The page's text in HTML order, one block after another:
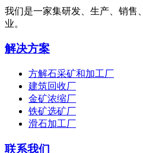
我们是一家集研发、生产、销售
业。
解决方案
方解石采矿和加工厂
建筑回收厂
金矿浓缩厂
铁矿选矿厂
滑石加工厂
联系我们